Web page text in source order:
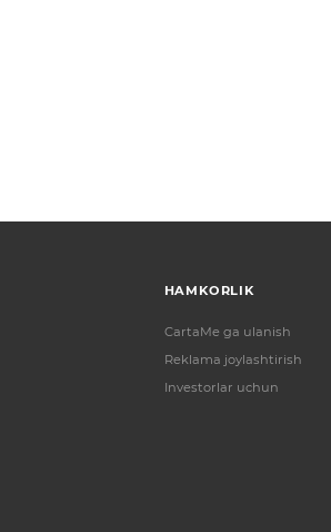
HAMKORLIK
CartaMe ga ulanish
Reklama joylashtirish
Investorlar uchun